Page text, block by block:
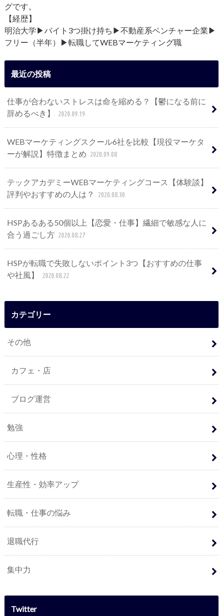
グです。
【経歴】
明治大学▶︎バイト3つ掛け持ち▶︎不動産系ベンチャー企業▶︎
フリー（半年）▶︎転職してWEBマーケティング職
最近の投稿
仕事が合わないストレスは命を縮める？【鬱になる前に
辞めるべき】
2020.09.19
WEBマーケティングスクール6社を比較【現役マーケタ
ーが解説】特徴まとめ 2020.09.08
テックアカデミーWEBマーケティングコース【体験談】
評判やおすすめの人は？
2020.08.30
HSPあるある50個以上【恋愛・仕事】繊細で敏感な人に
合う過ごし方 2020.08.27
HSPが転職で失敗しないポイント3つ【おすすめの仕事
や社風】
2020.08.22
カテゴリー
その他
カフェ・店
ブログ運営
勉強
心理・性格
生産性・効率アップ
転職・仕事の悩み
退職代行
集中力
Twitter